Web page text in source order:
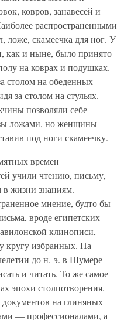
ковров, занавесей и
распространенными
ложе, скамеечка для ног. У
как и ныне, было принято
на коврах и подушках.
столом на обеденных
за столом на стульях.
позволяли себе
ложами, но женщины
под ноги скамеечку.
времен
учили чтению, письму,
в жизни знаниям.
мнение, будто бы
вроде египетских
клинописи,
кругу избранных. На
до н. э. в Шумере
и читать. То же самое
эпохи столпотворения.
на глиняных
— профессионалами, а